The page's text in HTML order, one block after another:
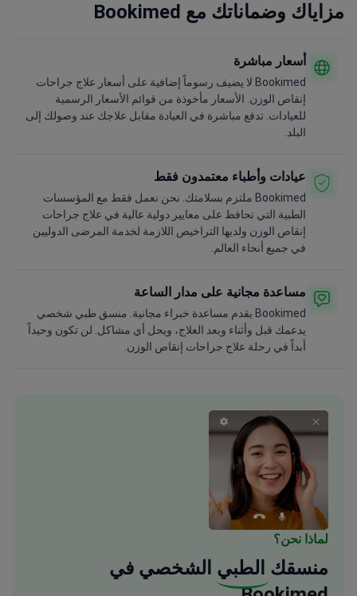
مزاياك وضماناتك مع Bookimed
أسعار مباشرة
Bookimed لا يضيف رسوماً إضافية على أسعار علاج جراحات
إنقاص الوزن. الأسعار مأخوذة من قوائم الأسعار الرسمية
للعيادات. تدفع مباشرة في العيادة مقابل علاجك عند وصولك إلى
البلد.
عيادات وأطباء معتمدون فقط
Bookimed ملتزم بسلامتك. نحن نعمل فقط مع المؤسسات
الطبية التي تحافظ على معايير دولية عالية في علاج جراحات
إنقاص الوزن ولديها التراخيص اللازمة لخدمة المرضى الدوليين
في جميع أنحاء العالم.
مساعدة مجانية على مدار الساعة
Bookimed يقدم مساعدة خبراء مجانية. منسق طبي شخصي
يدعمك قبل وأثناء وبعد العلاج، ويحل أي مشاكل. لن تكون وحيداً
أبداً في رحلة علاج جراحات إنقاص الوزن.
لماذا نحن؟
منسقك الطبي الشخصي في